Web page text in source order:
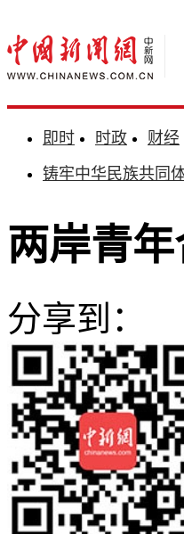
即时 时政 财经
铸牢中华民族共同
两岸青
分享到：